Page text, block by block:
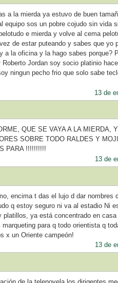
a la mierda ya estuvo de buen
equipo sos un pobre cojudo sin vida
e mierda y volve al cema
de estar puteando y sabes que yo
a la oficina y la hago sabes porque?
Jordan soy socio platinio
ningun pecho frio que solo sabe
13 de
QUE SE VAYA A LA MIERDA,
SOBRE TODO RALDES Y
PARA !!!!!!!!!!
13 de
encima t das el lujo d dar nombres
q estoy seguro ni va al estadio Ni
ya está concentrado en casa
para q todo orientista q
x un Oriente campeón!
13 de